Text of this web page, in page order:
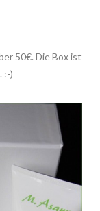
50€. Die Box ist
:-)